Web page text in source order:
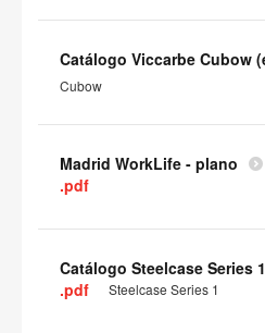
Cubow
Madrid WorkLife - plano
.pdf
Catálogo Steelcase Series 1
.pdf
Steelcase Series 1